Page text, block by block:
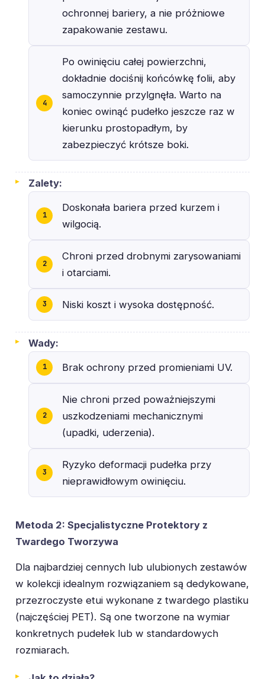
ochronnej bariery, a nie próżniowe
zapakowanie zestawu.
Po owinięciu całej powierzchni,
dokładnie dociśnij końcówkę folii, aby
samoczynnie przylgnęła. Warto na
koniec owinąć pudełko jeszcze raz w
kierunku prostopadłym, by
zabezpieczyć krótsze boki.
Zalety:
Doskonała bariera przed kurzem i
wilgocią.
Chroni przed drobnymi zarysowaniami
i otarciami.
Niski koszt i wysoka dostępność.
Wady:
Brak ochrony przed promieniami UV.
Nie chroni przed poważniejszymi
uszkodzeniami mechanicznymi
(upadki, uderzenia).
Ryzyko deformacji pudełka przy
nieprawidłowym owinięciu.
Metoda 2: Specjalistyczne Protektory z
Twardego Tworzywa
Dla najbardziej cennych lub ulubionych zestawów
w kolekcji idealnym rozwiązaniem są dedykowane,
przezroczyste etui wykonane z twardego plastiku
(najczęściej PET). Są one tworzone na wymiar
konkretnych pudełek lub w standardowych
rozmiarach.